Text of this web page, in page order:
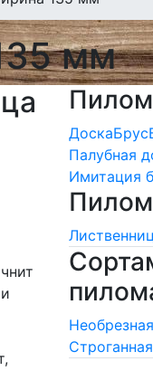
мм
ДоскаБрус
Палубная
Имитация
Необрезная
Строганная